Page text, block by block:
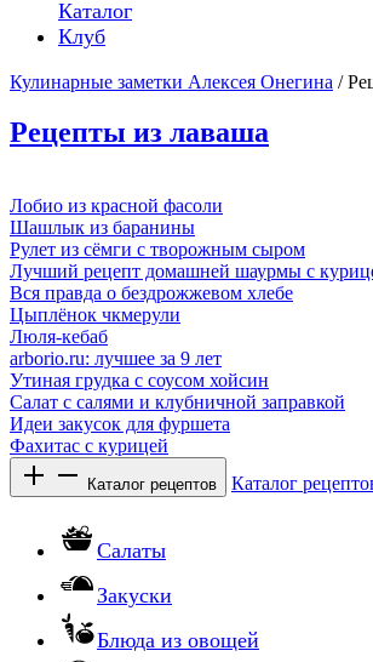
Каталог
Клуб
Кулинарные заметки Алексея Онегина /
Рецепты из лаваша
Лобио из красной фасоли
Шашлык из баранины
Рулет из сёмги с творожным сыром
Лучший рецепт домашней шаурмы с
Вся правда о бездрожжевом хлебе
Цыплёнок чкмерули
Люля-кебаб
arborio.ru: лучшее за 9 лет
Утиная грудка с соусом хойсин
Салат с салями и клубничной заправкой
Идеи закусок для фуршета
Фахитас с курицей
Каталог рецептов Каталог
Салаты
Закуски
Блюда из овощей